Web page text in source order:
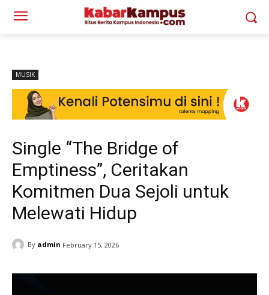
MUSIK
Single “The Bridge of
Emptiness”, Ceritakan
Komitmen Dua Sejoli untuk
Melewati Hidup
By admin February 15, 2026